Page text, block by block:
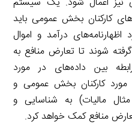
کارکنان بخش عمومی باید
درآمد و اموال
شوند تا تعارض منافع به
بین داده‌های در مورد
مورد کارکنان بخش عمومی و
مالیات) به شناسایی و
منافع کمک خواهد کرد.